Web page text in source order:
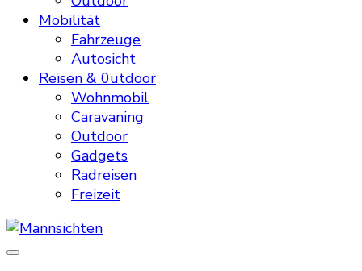
Mobilität
Fahrzeuge
Autosicht
Reisen & 0utdoor
Wohnmobil
Caravaning
Outdoor
Gadgets
Radreisen
Freizeit
Mannsichten